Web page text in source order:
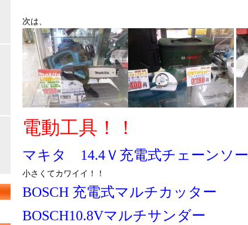
次は、
電動工具！！
マキタ 14.4Ｖ充電式チェーンソー
小さくてカワイイ！！
BOSCH 充電式マルチカッター
BOSCH10.8Vマルチサンダー